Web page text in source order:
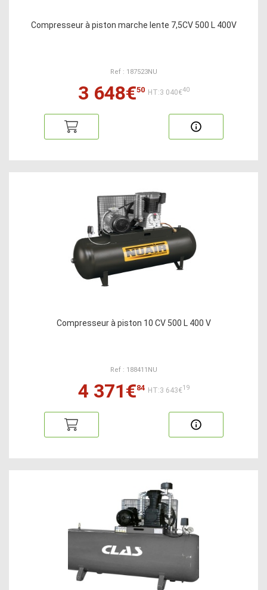
Compresseur à piston marche lente 7,5CV 500 L 400V
Ref : 187523NU
3 648€50 HT:3 040€40
Compresseur à piston 10 CV 500 L 400 V
Ref : 188411NU
4 371€84 HT:3 643€19